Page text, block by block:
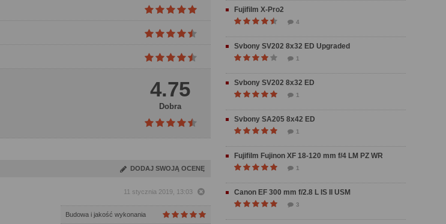
4.75
Dobra
DODAJ SWOJĄ OCENĘ
11 stycznia 2019, 13:03
Budowa i jakość wykonania
Fujifilm X-Pro2
4
Svbony SV202 8x32 ED Upgraded
1
Svbony SV202 8x32 ED
1
Svbony SA205 8x42 ED
1
Fujifilm Fujinon XF 18-120 mm f/4 LM PZ WR
1
Canon EF 300 mm f/2.8 L IS II USM
3